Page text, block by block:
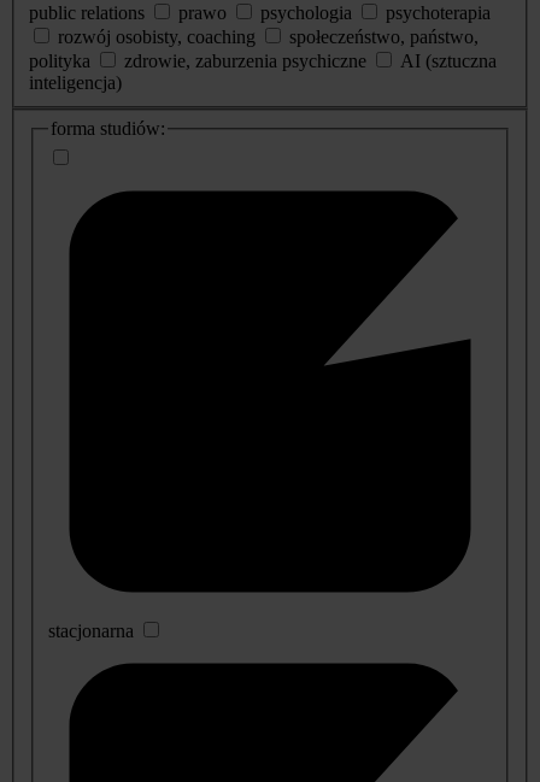
public relations
prawo psychologia
psychoterapia
rozwój osobisty, coaching
społeczeństwo, państwo,
polityka
zdrowie, zaburzenia psychiczne
AI (sztuczna
inteligencja)
dodatkowe
informacje
forma studiów:
stacjonarna